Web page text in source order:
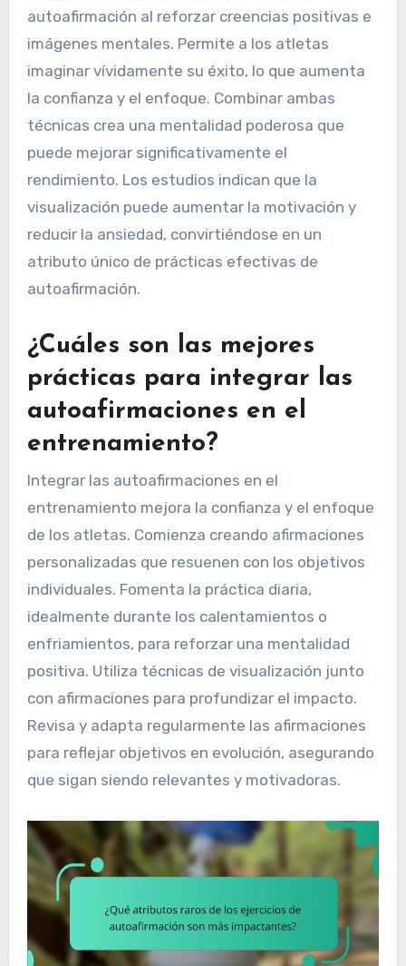
autoafirmación al reforzar creencias positivas e
imágenes mentales. Permite a los atletas
imaginar vívidamente su éxito, lo que aumenta
la confianza y el enfoque. Combinar ambas
técnicas crea una mentalidad poderosa que
puede mejorar significativamente el
rendimiento. Los estudios indican que la
visualización puede aumentar la motivación y
reducir la ansiedad, convirtiéndose en un
atributo único de prácticas efectivas de
autoafirmación.
¿Cuáles son las mejores
prácticas para integrar las
autoafirmaciones en el
entrenamiento?
Integrar las autoafirmaciones en el
entrenamiento mejora la confianza y el enfoque
de los atletas. Comienza creando afirmaciones
personalizadas que resuenen con los objetivos
individuales. Fomenta la práctica diaria,
idealmente durante los calentamientos o
enfriamientos, para reforzar una mentalidad
positiva. Utiliza técnicas de visualización junto
con afirmaciones para profundizar el impacto.
Revisa y adapta regularmente las afirmaciones
para reflejar objetivos en evolución, asegurando
que sigan siendo relevantes y motivadoras.